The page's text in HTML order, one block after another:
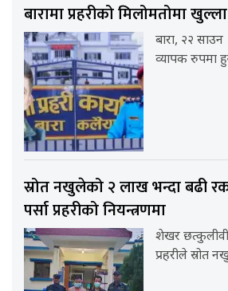
बारामा प्रहरीको मिलोमतोमा
बारा, २२
व्यापक रुपमा
स्रोत नखुलेको २ लाख भन्दा बढी
पर्सा प्रहरीको नियन्त्रणमा
शेखर
प्रहरीले स्रोत